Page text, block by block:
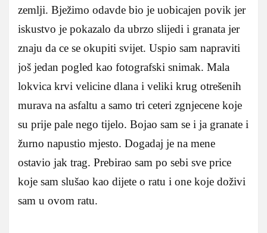
zemlji. Bježimo odavde bio je uobicajen povik jer
iskustvo je pokazalo da ubrzo slijedi i granata jer
znaju da ce se okupiti svijet. Uspio sam napraviti
još jedan pogled kao fotografski snimak. Mala
lokvica krvi velicine dlana i veliki krug otrešenih
murava na asfaltu a samo tri ceteri zgnjecene koje
su prije pale nego tijelo. Bojao sam se i ja granate i
žurno napustio mjesto. Dogadaj je na mene
ostavio jak trag. Prebirao sam po sebi sve price
koje sam slušao kao dijete o ratu i one koje doživi
sam u ovom ratu.